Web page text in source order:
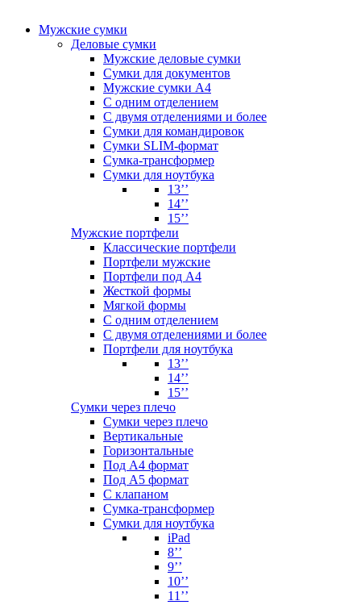
Мужские сумки
Деловые сумки
Мужские деловые сумки
Сумки для документов
Мужские сумки А4
С одним отделением
С двумя отделениями и более
Сумки для командировок
Сумки SLIM-формат
Сумка-трансформер
Сумки для ноутбука
13’’
14’’
15’’
Мужские портфели
Классические портфели
Портфели мужские
Портфели под А4
Жесткой формы
Мягкой формы
С одним отделением
С двумя отделениями и более
Портфели для ноутбука
13’’
14’’
15’’
Сумки через плечо
Сумки через плечо
Вертикальные
Горизонтальные
Под А4 формат
Под А5 формат
С клапаном
Сумка-трансформер
Сумки для ноутбука
iPad
8’’
9’’
10’’
11’’